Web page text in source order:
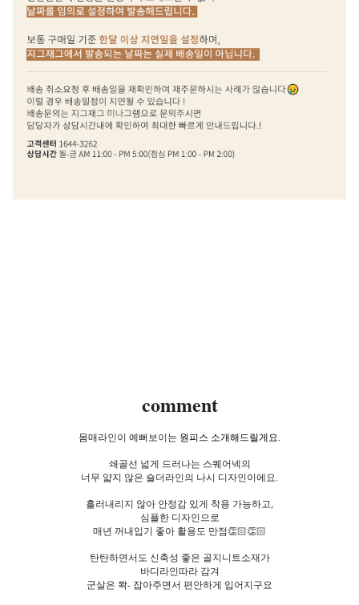
comment
몸매라인이 예뻐보이는 원피스 소개해드릴게요.
쇄골선 넓게 드러나는 스퀘어넥의
너무 얇지 않은 숄더라인의 나시 디자인이에요.
흘러내리지 않아 안정감 있게 착용 가능하고,
심플한 디자인으로
매년 꺼내입기 좋아 활용도 만점👏🏻👏🏻
탄탄하면서도 신축성 좋은 골지니트소재가
바디라인따라 감겨
군살은 쫙- 잡아주면서 편안하게 입어지구요